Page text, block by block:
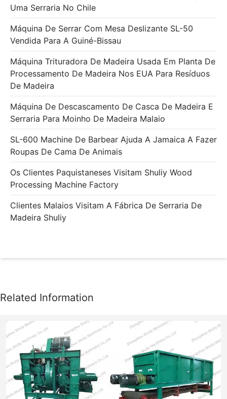
Uma Serraria No Chile
Máquina De Serrar Com Mesa Deslizante SL-50
Vendida Para A Guiné-Bissau
Máquina Trituradora De Madeira Usada Em Planta De
Processamento De Madeira Nos EUA Para Resíduos
De Madeira
Máquina De Descascamento De Casca De Madeira E
Serraria Para Moinho De Madeira Malaio
SL-600 Machine De Barbear Ajuda A Jamaica A Fazer
Roupas De Cama De Animais
Os Clientes Paquistaneses Visitam Shuliy Wood
Processing Machine Factory
Clientes Malaios Visitam A Fábrica De Serraria De
Madeira Shuliy